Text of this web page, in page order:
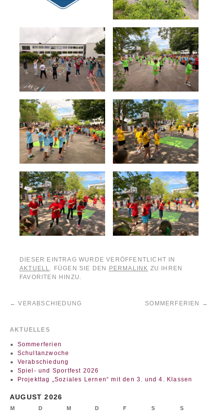
DIESER EINTRAG WURDE VERÖFFENTLICHT IN
AKTUELL
. FÜGEN SIE DEN PERMALINK ZU IHREN
FAVORITEN HINZU.
← VERABSCHIEDUNG SOMMERFERIEN →
AKTUELLES
Sommerferien
Schultanzwoche
Verabschiedung
Spiel- und Sportfest 2026
Projekttag „Soziales Lernen“ mit den 3. und 4. Klassen
AUGUST 2026
M D M D F S S